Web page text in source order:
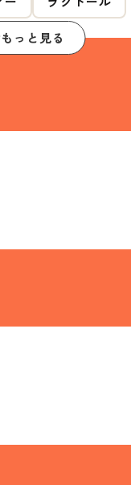
もっと見る